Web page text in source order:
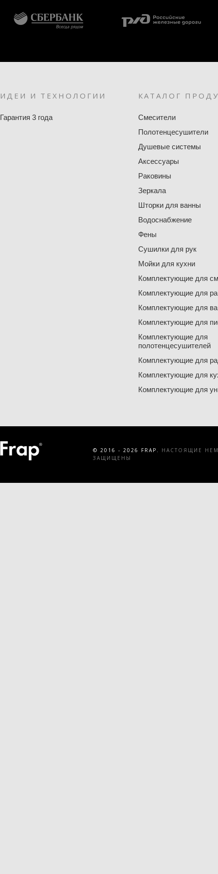
ИДЕИ И ТЕХНОЛОГИИ
Гарантия 3 года
КАТАЛОГ
Смесители
Полотенцесушители
Душевые системы
Аксессуары
Раковины
Зеркала
Шторки для ванны
Водоснабжение
Фены
Сушилки для рук
Мойки для кухни
Комплектующие для
Комплектующие для
Комплектующие для
Комплектующие для
Комплектующие для
полотенцесушителей
Комплектующие для
Комплектующие для
Комплектующие для
© 2016 - 2026 FRAP.
НАСТОЯЩИЕ
ЗАЩИЩЕНЫ